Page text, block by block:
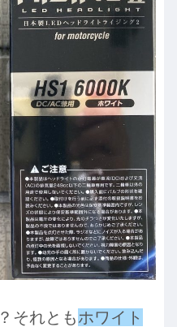
？それともホワイト